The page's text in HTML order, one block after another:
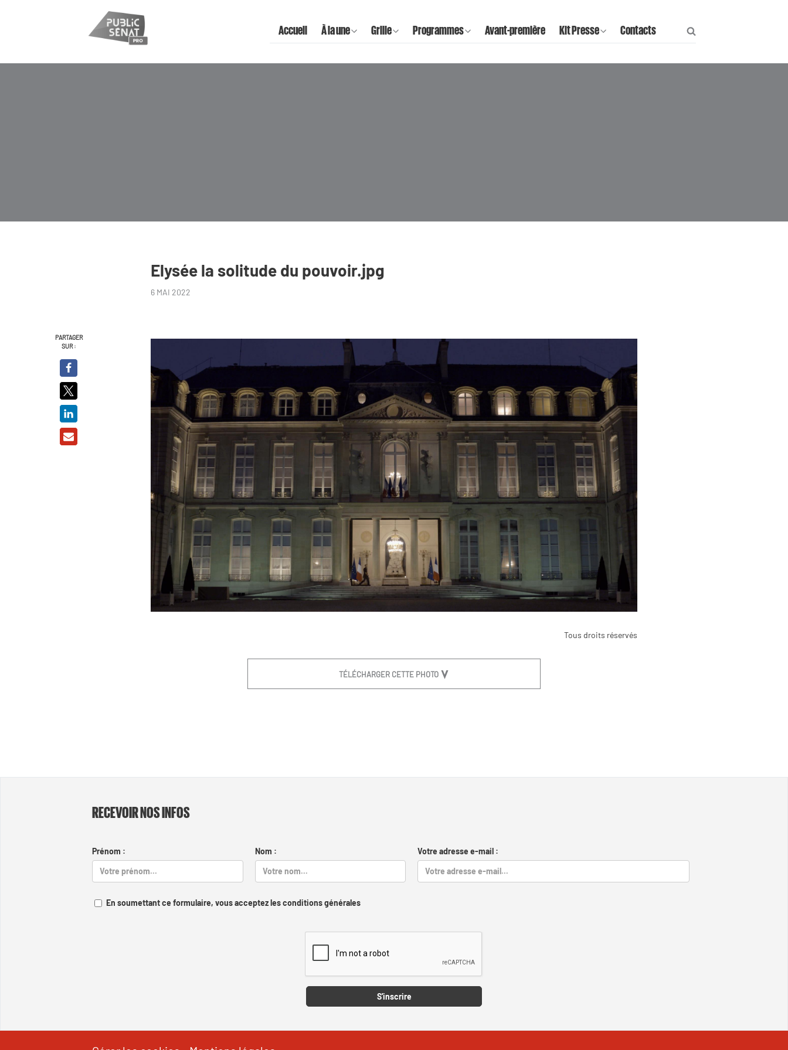
Accueil À la une Grille Programmes Avant-première Kit Presse Contacts
Elysée la solitude du pouvoir.jpg
6 MAI 2022
PARTAGER
SUR :
Tous droits réservés
TÉLÉCHARGER CETTE PHOTO
RECEVOIR NOS INFOS
Prénom : Nom : Votre adresse e-mail :
En soumettant ce formulaire, vous acceptez les conditions générales
S'inscrire